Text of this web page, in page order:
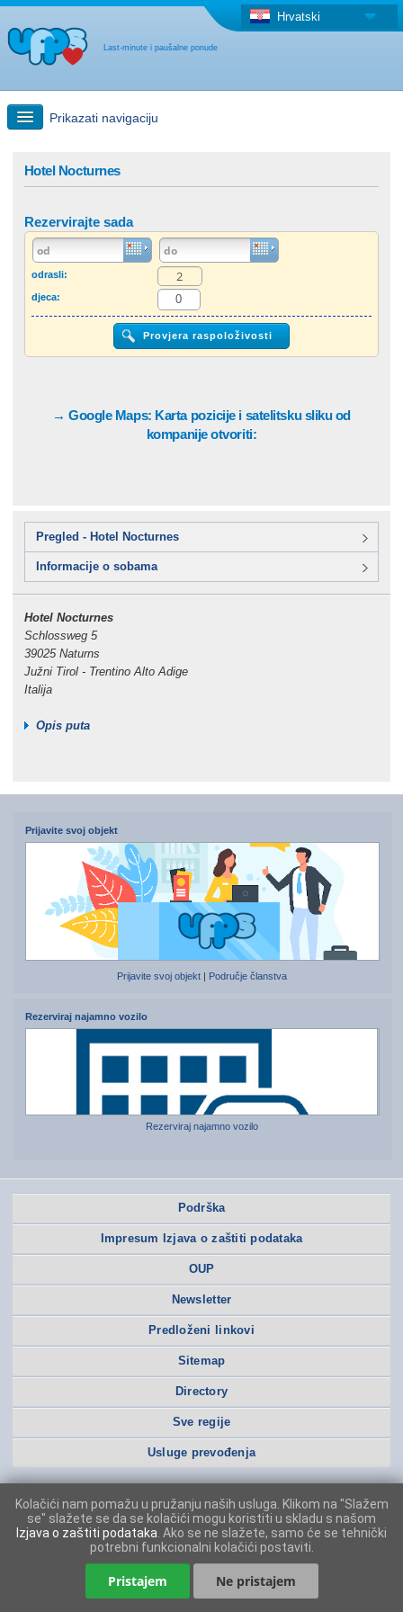
Last-minute i paušalne ponude
Hrvatski
Prikazati navigaciju
"Last Minute"ponuda + Paušalna ponuda
Druga država
Hotel Nocturnes
Rezervirajte sada
odrasli:
djeca:
→ Google Maps: Karta pozicije i satelitsku sliku od
kompanije otvoriti:
Pregled - Hotel Nocturnes
Informacije o sobama
Hotel Nocturnes
Schlossweg 5
39025 Naturns
Južni Tirol - Trentino Alto Adige
Italija
Opis puta
Prijavite svoj objekt
Prijavite svoj objekt Područje članstva
Rezerviraj najamno vozilo
Rezerviraj najamno vozilo
Podrška
Impresum Izjava o zaštiti podataka
OUP
Newsletter
Predloženi linkovi
Sitemap
Directory
Sve regije
Usluge prevođenja
Kolačići nam pomažu u pružanju naših usluga. Klikom na "Slažem
se" slažete se da se kolačići mogu koristiti u skladu s našom
Izjava o zaštiti podataka . Ako se ne slažete, samo će se tehnički
potrebni funkcionalni kolačići postaviti.